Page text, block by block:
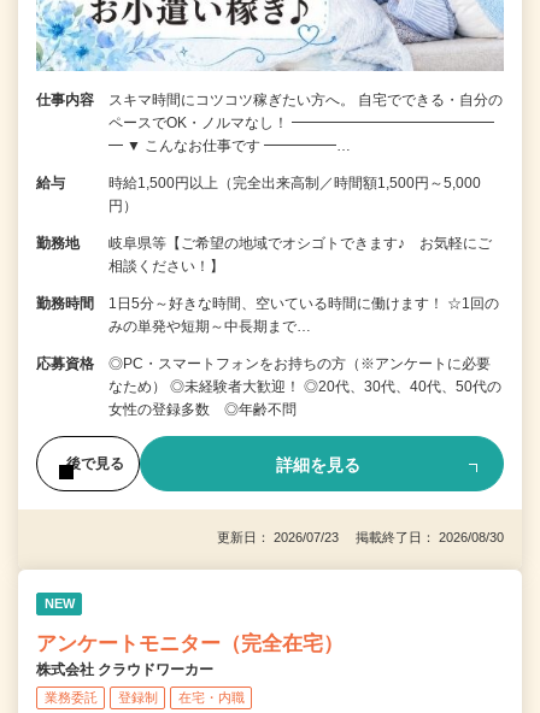
仕事内容
スキマ時間にコツコツ稼ぎたい方へ。 自宅でできる・自分の
ペースでOK・ノルマなし！ ━━━━━━━━━━━━━━
━ ▼ こんなお仕事です ━━━━━…
給与
時給1,500円以上（完全出来高制／時間額1,500円～5,000
円）
勤務地
岐阜県等【ご希望の地域でオシゴトできます♪ お気軽にご
相談ください！】
勤務時間
1日5分～好きな時間、空いている時間に働けます！ ☆1回の
みの単発や短期～中長期まで…
応募資格
◎PC・スマートフォンをお持ちの方（※アンケートに必要
なため） ◎未経験者大歓迎！ ◎20代、30代、40代、50代の
女性の登録多数 ◎年齢不問
後で見る 詳細を見る
更新日： 2026/07/23 掲載終了日： 2026/08/30
NEW
アンケートモニター（完全在宅）
株式会社 クラウドワーカー
業務委託 登録制 在宅・内職